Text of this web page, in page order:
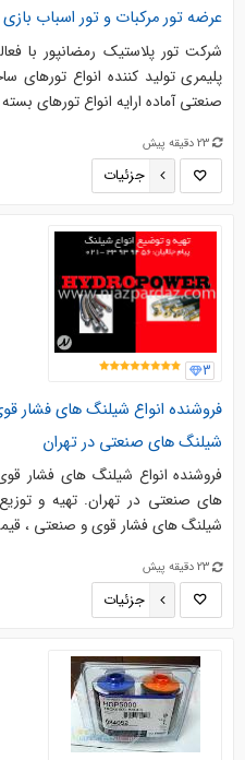
عرضه تور مرکبات و تور اسباب بازی
شرکت تور پلاستیک رمضانپور با
پلیمری تولید کننده انواع تورهای
صنعتی آماده ارایه انواع تورهای
23 دقیقه پیش
جزئیات
3
فروشنده انواع شیلنگ های فشار
شیلنگ های صنعتی در تهران
فروشنده انواع شیلنگ های فشار
های صنعتی در تهران. تهیه و توزیع
شیلنگ های فشار قوی و صنعتی ،
23 دقیقه پیش
جزئیات